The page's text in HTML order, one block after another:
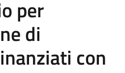
per
di
con